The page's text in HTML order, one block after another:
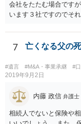
会社をたたむ場合です
います３社ですのでそ
7 亡くなる父の
#遺言 #M&A・事業承継 #
2019年9月2日
内藤 政信 弁護士
相続人でないと保険や